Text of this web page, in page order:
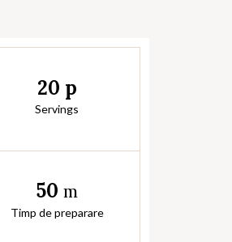
20 p
Servings
50 m
Timp de preparare